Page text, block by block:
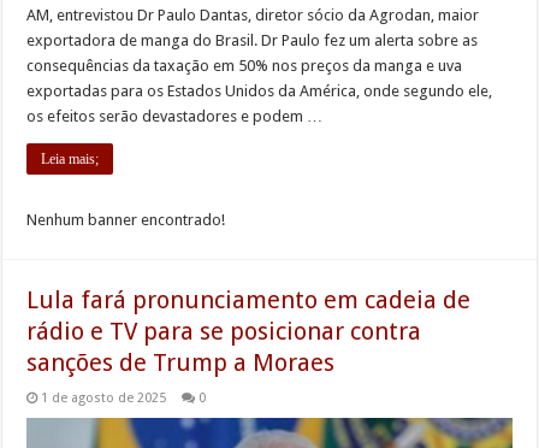
AM, entrevistou Dr Paulo Dantas, diretor sócio da Agrodan, maior
exportadora de manga do Brasil. Dr Paulo fez um alerta sobre as
consequências da taxação em 50% nos preços da manga e uva
exportadas para os Estados Unidos da América, onde segundo ele,
os efeitos serão devastadores e podem …
Leia mais;
Nenhum banner encontrado!
Lula fará pronunciamento em cadeia de
rádio e TV para se posicionar contra
sanções de Trump a Moraes
1 de agosto de 2025 0